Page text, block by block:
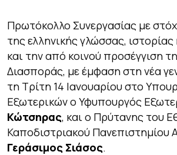
Πρωτόκολλο Συνεργασίας με
της ελληνικής γλώσσας, ιστορίας
και την από κοινού προσέγγιση
Διασποράς, με έμφαση στη νέα
τη Τρίτη 14 Ιανουαρίου στο
Εξωτερικών ο Υφυπουργός
Κώτσηρας, και ο Πρύτανης του
Καποδιστριακού
Γεράσιμος Σιάσος.